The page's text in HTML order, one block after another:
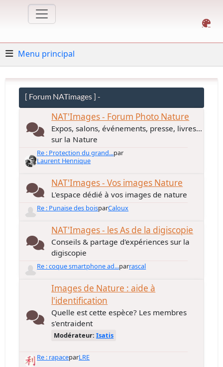
Menu principal
[ Forum NATimages ] -
NAT'Images - Forum Photo Nature
Expos, salons, événements, presse, livres...
sur la Nature
Re : Protection du grand...par
Laurent Hennique
NAT'Images - Vos images Nature
L'espace dédié à vos images de nature
Re : Punaise des boisparCaloux
NAT'Images - les As de la digiscopie
Conseils & partage d'expériences sur la
digiscopie
Re : coque smartphone ad...parrascal
Images de Nature : aide à
l'identification
Quelle est cette espèce? Les membres
s'entraident
Modérateur:Isatis
Re : rapaceparLRE